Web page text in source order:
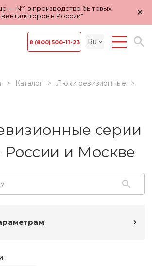
— №1 в производстве бытовых
вентиляторов в России*
×
8 (800) 500-11-23
Каталог
Люки ревизионные
серии
России и Москве